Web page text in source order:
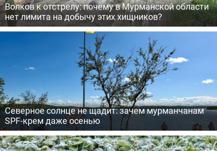
Волков к отстрелу: почему в Мурманской области
нет лимита на добычу этих хищников?
Северное солнце не щадит: зачем мурманчанам
SPF-крем даже осенью